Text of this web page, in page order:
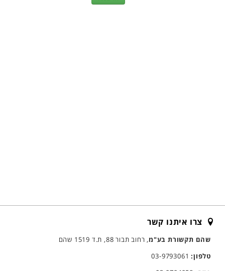
צרו איתנו קשר
שהם תקשורת בע"מ, רחוב תבור 88, ת.ד 1519 שהם
טלפון:03-9793061